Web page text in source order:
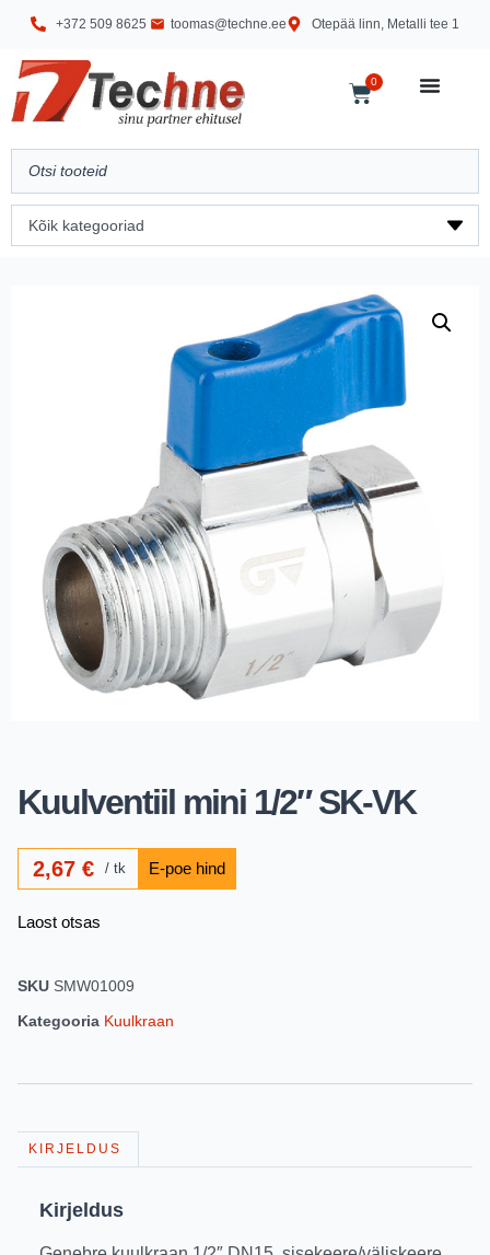
+372 509 8625 toomas@techne.ee Otepää linn, Metalli tee 1
0
Kuulventiil mini 1/2″ SK-VK
2,67€ tk
Laost otsas
SKU SMW01009
Kategooria Kuulkraan
KIRJELDUS
Kirjeldus